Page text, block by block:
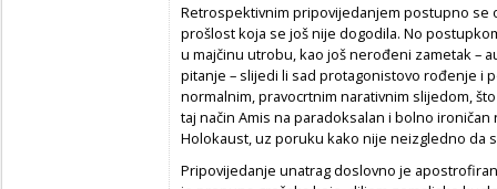
Retrospektivnim pripovijedanjem postupno se
prošlost koja se još nije dogodila. No
u majčinu utrobu, kao još nerođeni zametak –
pitanje – slijedi li sad protagonistovo rođenje i
normalnim, pravocrtnim narativnim slijedom,
taj način Amis na paradoksalan i bolno
Holokaust, uz poruku kako nije neizgledno da
Pripovijedanje unatrag doslovno je